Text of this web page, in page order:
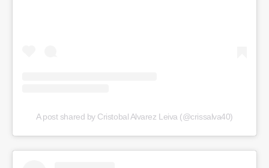
A post shared by Cristobal Alvarez Leiva (@crissalva40)